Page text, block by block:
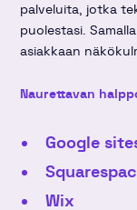
palveluita, jotka
puolestasi.
asiakkaan
Naurettavan
Google
Wix